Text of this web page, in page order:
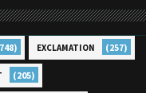
EXCLAMATION (257)
(205)